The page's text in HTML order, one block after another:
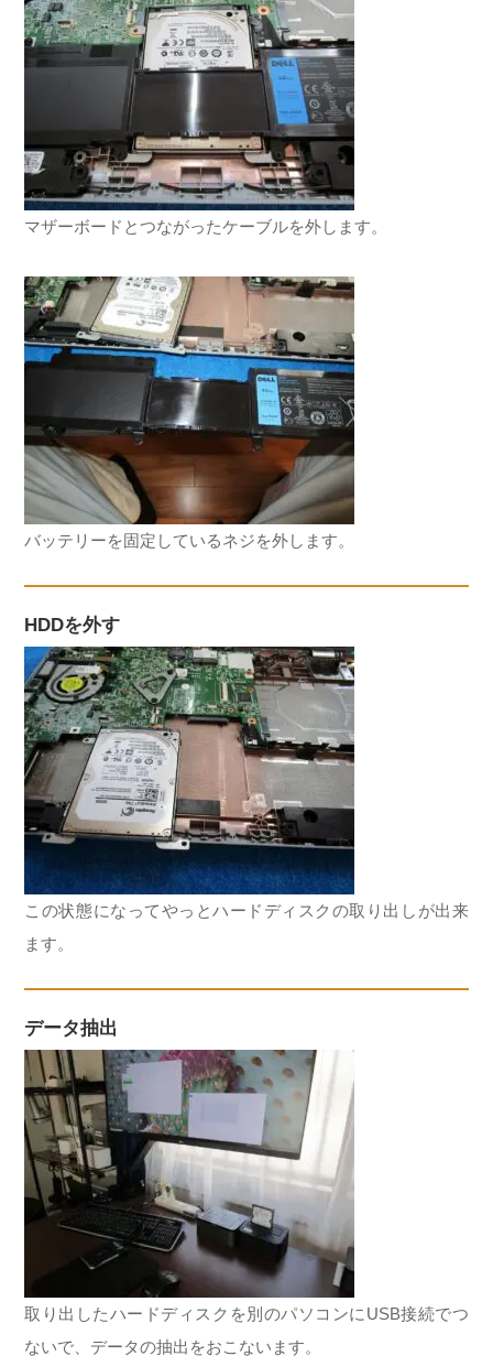
マザーボードとつながったケーブルを外します。
バッテリーを固定しているネジを外します。
HDDを外す
この状態になってやっとハードディスクの取り出しが出来
ます。
データ抽出
取り出したハードディスクを別のパソコンにUSB接続でつ
ないで、データの抽出をおこないます。